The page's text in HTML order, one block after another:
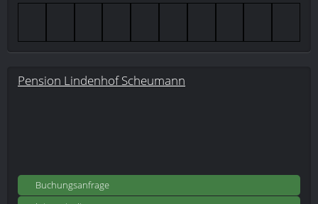
Pension Lindenhof Scheumann
Buchungsanfrage